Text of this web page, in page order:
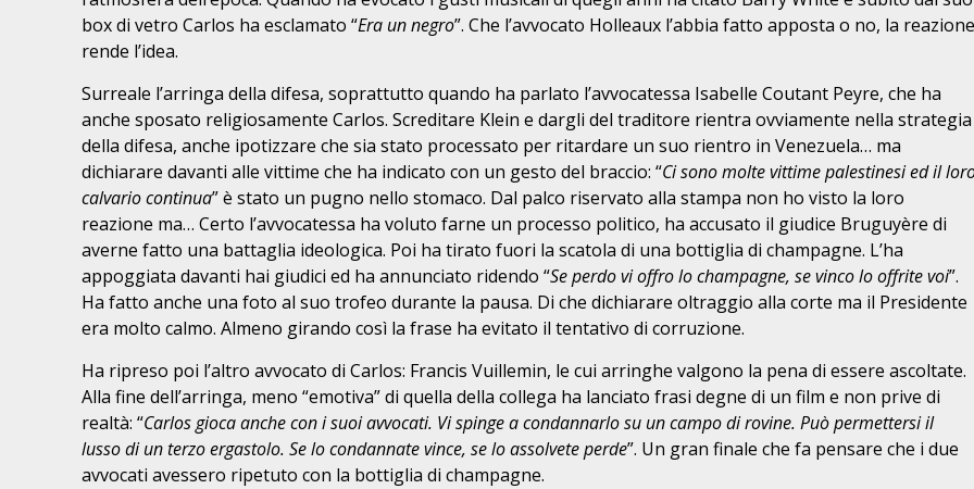
box di vetro Carlos ha esclamato “Era un negro”. Che l’avvocato Holleaux l’abbia fatto apposta o no, la reazione
rende l’idea.
Surreale l’arringa della difesa, soprattutto quando ha parlato l’avvocatessa Isabelle Coutant Peyre, che ha
anche sposato religiosamente Carlos. Screditare Klein e dargli del traditore rientra ovviamente nella strategia
della difesa, anche ipotizzare che sia stato processato per ritardare un suo rientro in Venezuela… ma
dichiarare davanti alle vittime che ha indicato con un gesto del braccio: “Ci sono molte vittime palestinesi ed il
calvario continua” è stato un pugno nello stomaco. Dal palco riservato alla stampa non ho visto la loro
reazione ma… Certo l’avvocatessa ha voluto farne un processo politico, ha accusato il giudice Bruguyère di
averne fatto una battaglia ideologica. Poi ha tirato fuori la scatola di una bottiglia di champagne. L’ha
appoggiata davanti hai giudici ed ha annunciato ridendo “Se perdo vi offro lo champagne, se vinco lo offrite voi”.
Ha fatto anche una foto al suo trofeo durante la pausa. Di che dichiarare oltraggio alla corte ma il Presidente
era molto calmo. Almeno girando così la frase ha evitato il tentativo di corruzione.
Ha ripreso poi l’altro avvocato di Carlos: Francis Vuillemin, le cui arringhe valgono la pena di essere ascoltate.
Alla fine dell’arringa, meno “emotiva” di quella della collega ha lanciato frasi degne di un film e non prive di
realtà: “Carlos gioca anche con i suoi avvocati. Vi spinge a condannarlo su un campo di rovine. Può permettersi il
lusso di un terzo ergastolo. Se lo condannate vince, se lo assolvete perde”. Un gran finale che fa pensare che i due
avvocati avessero ripetuto con la bottiglia di champagne.